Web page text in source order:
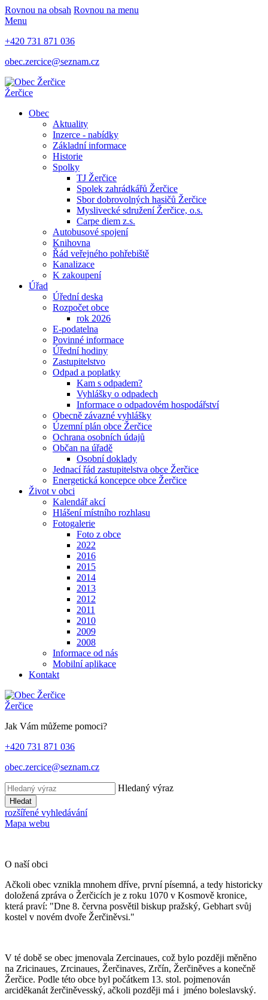
Rovnou na obsah Rovnou na menu
Menu
+420 731 871 036
obec.zercice@seznam.cz
Žerčice
Obec
Aktuality
Inzerce - nabídky
Základní informace
Historie
Spolky
TJ Žerčice
Spolek zahrádkářů Žerčice
Sbor dobrovolných hasičů Žerčice
Myslivecké sdružení Žerčice, o.s.
Carpe diem z.s.
Autobusové spojení
Knihovna
Řád veřejného pohřebiště
Kanalizace
K zakoupení
Úřad
Úřední deska
Rozpočet obce
rok 2026
E-podatelna
Povinné informace
Úřední hodiny
Zastupitelstvo
Odpad a poplatky
Kam s odpadem?
Vyhlášky o odpadech
Informace o odpadovém hospodářství
Obecně závazné vyhlášky
Územní plán obce Žerčice
Ochrana osobních údajů
Občan na úřadě
Osobní doklady
Jednací řád zastupitelstva obce Žerčice
Energetická koncepce obce Žerčice
Život v obci
Kalendář akcí
Hlášení místního rozhlasu
Fotogalerie
Foto z obce
2022
2016
2015
2014
2013
2012
2011
2010
2009
2008
Informace od nás
Mobilní aplikace
Kontakt
Žerčice
Jak Vám můžeme pomoci?
+420 731 871 036
obec.zercice@seznam.cz
Hledaný výraz
Hledat
rozšířené vyhledávání
Mapa webu
O naší obci
Ačkoli obec vznikla mnohem dříve, první písemná, a tedy historicky
doložená zpráva o Žerčicích je z roku 1070 v Kosmově kronice,
která praví: "Dne 8. června posvětil biskup pražský, Gebhart svůj
kostel v novém dvoře Žerčiněvsi."
V té době se obec jmenovala Zercinaues, což bylo později měněno
na Zricinaues, Zrcinaues, Žerčinaves, Zrčín, Žerčiněves a konečně
Žerčice. Podle této obce byl počátkem 13. stol. pojmenován
arciděkanát žerčiněvesský, ačkoli později má i jméno boleslavský.